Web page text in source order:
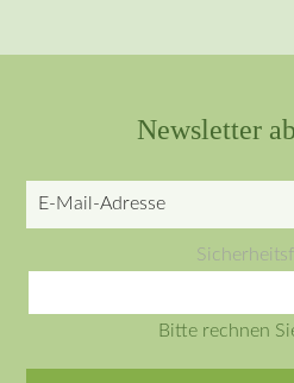
Newsletter
E-
Mail-
Pflichtfeld
Bitte rechnen